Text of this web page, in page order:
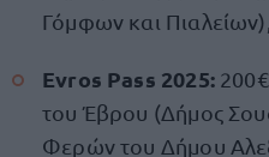
Γόμφων και
Evros Pass 2025:200€
του Έβρου (Δήμος
Φερών του Δήμου